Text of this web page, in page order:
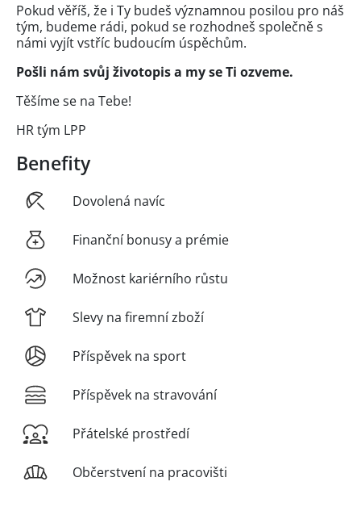
Pokud věříš, že i Ty budeš významnou posilou pro náš
tým, budeme rádi, pokud se rozhodneš společně s
námi vyjít vstříc budoucím úspěchům.
Pošli nám svůj životopis a my se Ti ozveme.
Těšíme se na Tebe!
HR tým LPP
Benefity
Dovolená navíc
Finanční bonusy a prémie
Možnost kariérního růstu
Slevy na firemní zboží
Příspěvek na sport
Příspěvek na stravování
Přátelské prostředí
Občerstvení na pracovišti